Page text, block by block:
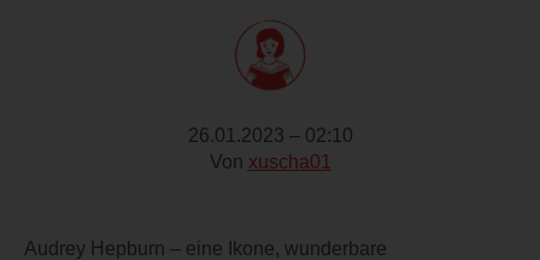
26.01.2023 – 02:10
Von xuscha01
Audrey Hepburn – eine Ikone, wunderbare